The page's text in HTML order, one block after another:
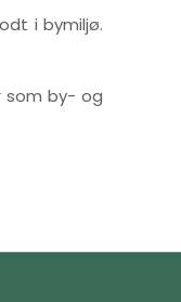
i bymiljø.
som by- og